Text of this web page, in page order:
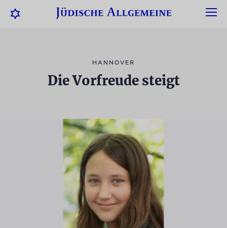
HANNOVER
Die Vorfreude steigt